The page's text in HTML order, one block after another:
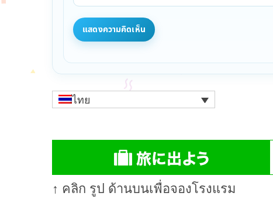
ไทย
↑ คลิก รูป ด้านบนเพื่อจองโรงแรม